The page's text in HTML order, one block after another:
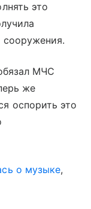
это
сооружения.
МЧС
же
оспорить это
о музыке,